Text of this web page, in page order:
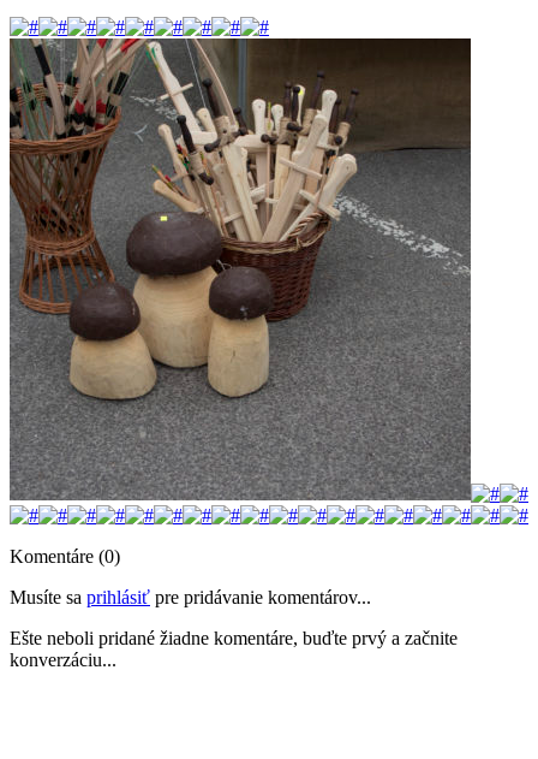
Komentáre (0)
Musíte sa prihlásiť pre pridávanie komentárov...
Ešte neboli pridané žiadne komentáre, buďte prvý a začnite
konverzáciu...